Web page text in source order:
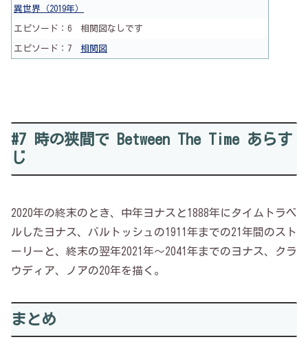
異世界（2019年）
エピソード：6 相関図なしです
エピソード：7 相関図
#7 時の狭間で Between The Time あらす
じ
2020年の終末のとき、中年ヨナスと1888年にタイムトラベ
ルしたヨナス、バルトッシュの1911年までの21年間のスト
ーリーと、終末の翌年2021年～2041年までのヨナス、クラ
ウディア、ノアの20年を描く。
まとめ